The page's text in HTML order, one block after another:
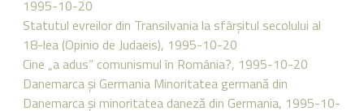
1995-10-20
Statutul evreilor din Transilvania la sfârşitul secolului al
18-lea (Opinio de Judaeis), 1995-10-20
Cine „a adus” comunismul în România?, 1995-10-20
Danemarca şi Germania Minoritatea germană din
Danemarca şi minoritatea daneză din Germania, 1995-10-